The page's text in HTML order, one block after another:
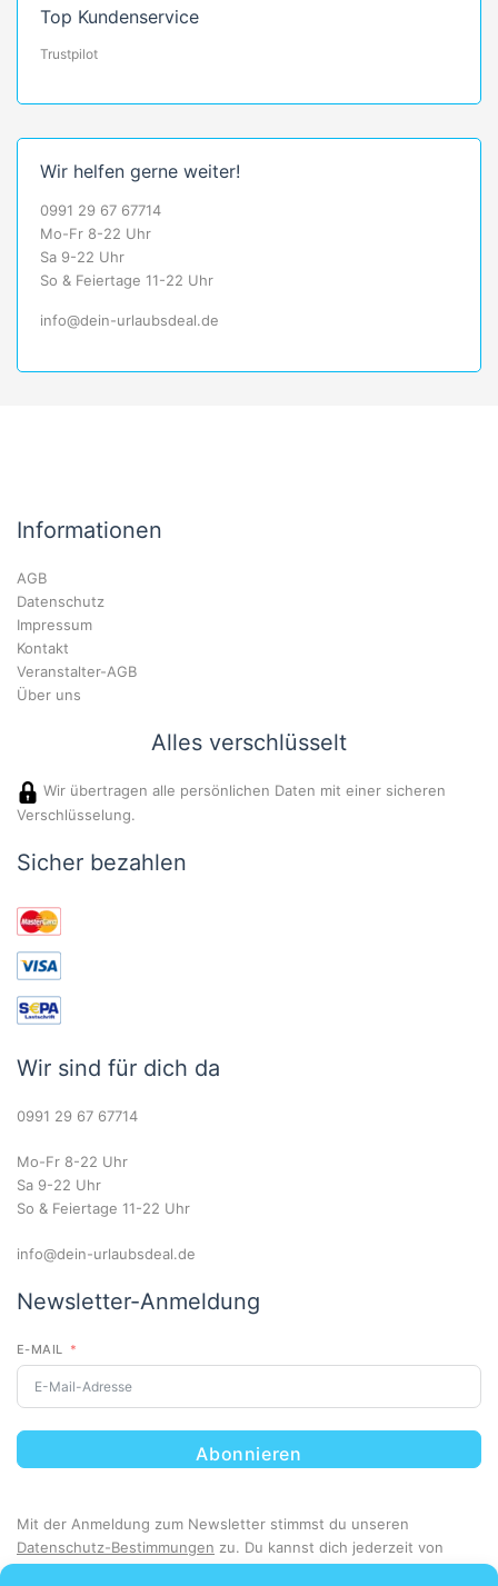
Top Kundenservice
Trustpilot
Wir helfen gerne weiter!
0991 29 67 67714
Mo-Fr 8-22 Uhr
Sa 9-22 Uhr
So & Feiertage 11-22 Uhr
info@dein-urlaubsdeal.de
Informationen
AGB
Datenschutz
Impressum
Kontakt
Veranstalter-AGB
Über uns
Alles verschlüsselt
Wir übertragen alle persönlichen Daten mit einer sicheren
Verschlüsselung.
Sicher bezahlen
Wir sind für dich da
0991 29 67 67714
Mo-Fr 8-22 Uhr
Sa 9-22 Uhr
So & Feiertage 11-22 Uhr
info@dein-urlaubsdeal.de
Newsletter-Anmeldung
E-MAIL
Abonnieren
Mit der Anmeldung zum Newsletter stimmst du unseren
Datenschutz-Bestimmungen zu. Du kannst dich jederzeit von